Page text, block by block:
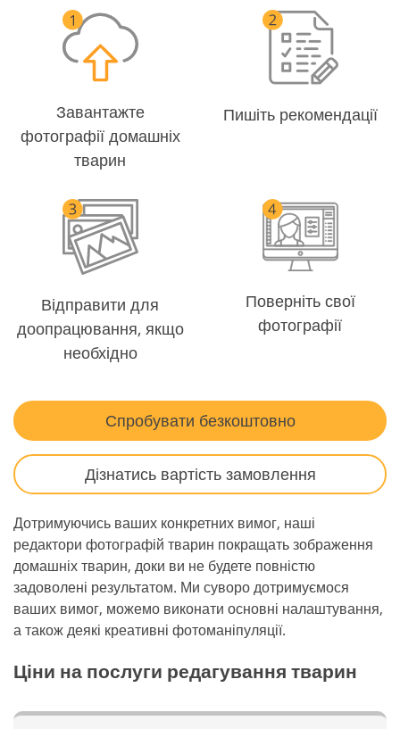
Завантажте
фотографії домашніх
тварин
Пишіть рекомендації
Відправити для
доопрацювання, якщо
необхідно
Поверніть свої
фотографії
Спробувати безкоштовно
Дізнатись вартість замовлення
Дотримуючись ваших конкретних вимог, наші
редактори фотографій тварин покращать зображення
домашніх тварин, доки ви не будете повністю
задоволені результатом. Ми суворо дотримуємося
ваших вимог, можемо виконати основні налаштування,
а також деякі креативні фотоманіпуляції.
Ціни на послуги редагування тварин